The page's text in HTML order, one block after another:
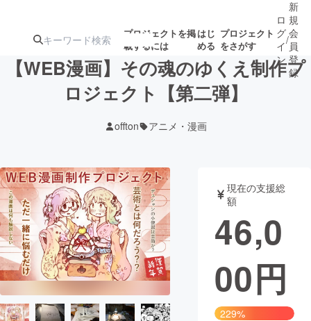
プロジェクトを掲
載するには
はじ
める
プロジェクト
をさがす
ジェクト
ロジェクト
アート・写真 音楽
テクノロジー・ガジェット ゲーム・
映像・映画 書籍・雑誌
ビジネス・起業 チャレンジ
ロ
グ
イ
ン
/
新
規
会
員
登
録
【WEB漫画】その魂のゆくえ制作プ
ロジェクト【第二弾】
offton アニメ・漫画
現在の支援総
額
46,0
00円
229%